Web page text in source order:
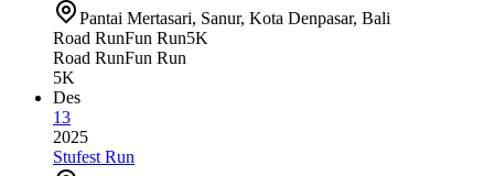
Pantai Mertasari, Sanur, Kota Denpasar, Bali
Road RunFun Run5K
Road RunFun Run
5K
Des
13
2025
Stufest Run